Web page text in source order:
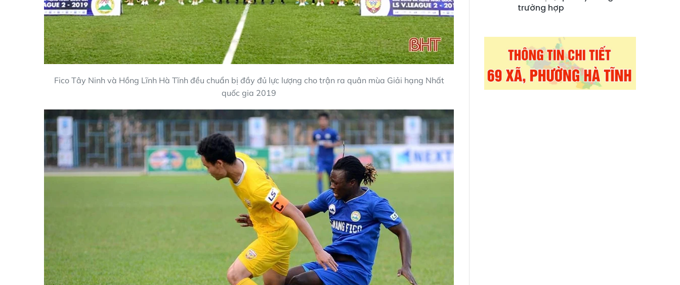
Fico Tây Ninh và Hồng Lĩnh Hà Tĩnh đều chuẩn bị đầy đủ lực lượng cho trận ra quân mùa Giải hạng Nhất
quốc gia 2019
trường hợp